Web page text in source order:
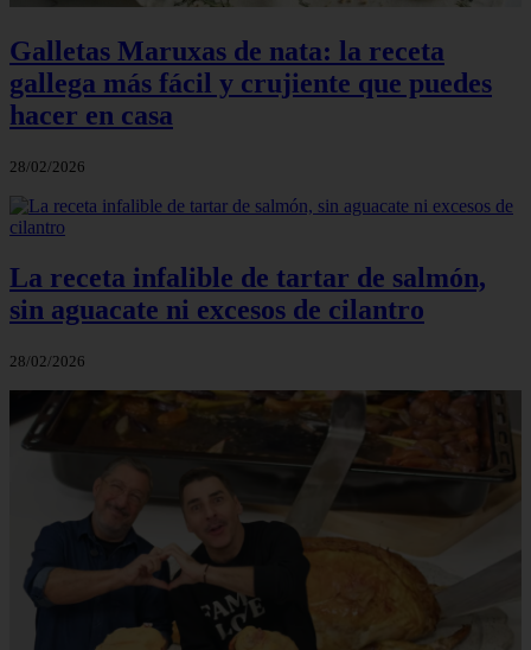
Galletas Maruxas de nata: la receta
gallega más fácil y crujiente que puedes
hacer en casa
28/02/2026
La receta infalible de tartar de salmón,
sin aguacate ni excesos de cilantro
28/02/2026